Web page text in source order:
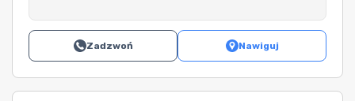
Zadzwoń Nawiguj